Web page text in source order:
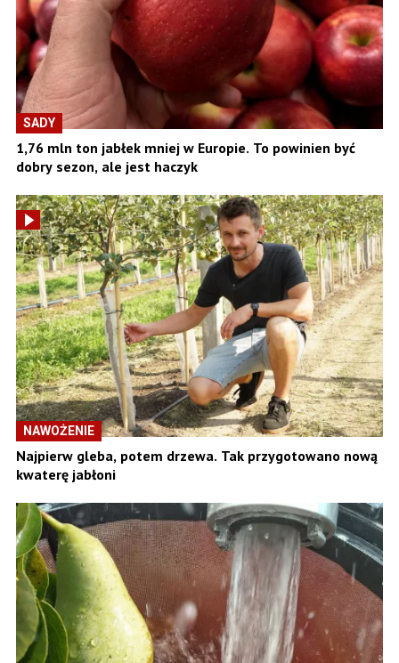
SADY
1,76 mln ton jabłek mniej w Europie. To powinien być
dobry sezon, ale jest haczyk
NAWOŻENIE
Najpierw gleba, potem drzewa. Tak przygotowano nową
kwaterę jabłoni